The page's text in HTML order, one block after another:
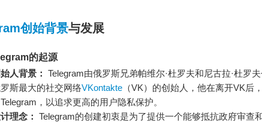
创始背景与发展
的起源
人背景： Telegram由俄罗斯兄弟帕维尔·杜罗夫和尼古拉·杜罗
斯最大的社交网络VKontakte （VK）的创始人，他在离开VK后
，以追求更高的用户隐私保护。
理念： Telegram的创建初衷是为了提供一个能够抵抗政府审查